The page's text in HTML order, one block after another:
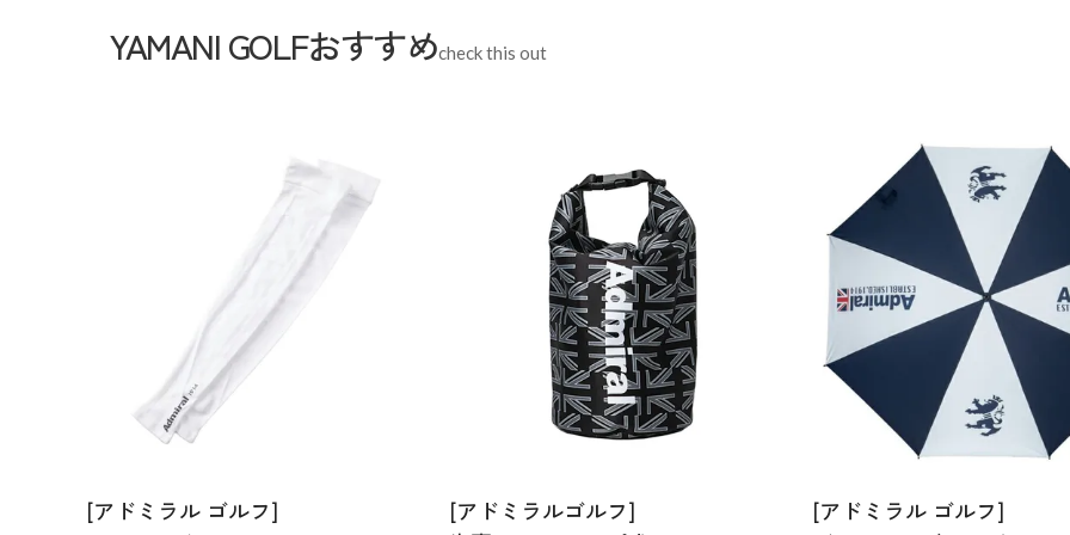
YAMANI GOLFおすすめcheck this out
[アドミラル ゴルフ]
[アドミラルゴルフ]
[アドミラル ゴルフ]